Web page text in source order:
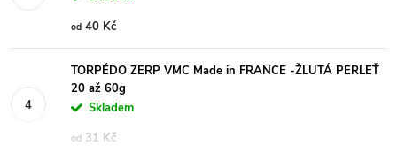
od 40 Kč
TORPÉDO ZERP VMC Made in FRANCE -ŽLUTÁ PERLEŤ
20 až 60g
Skladem
od 31 Kč